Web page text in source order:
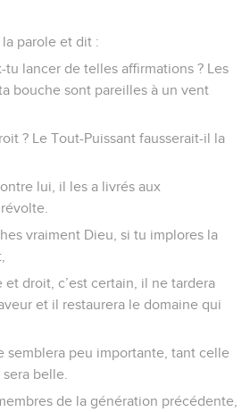
parole et dit :
tu lancer de telles affirmations ? Les
bouche sont pareilles à un vent
? Le Tout-Puissant fausserait-il la
lui, il les a livrés aux
vraiment Dieu, si tu implores la
et droit, c’est certain, il ne tardera
et il restaurera le domaine qui
semblera peu importante, tant celle
belle.
de la génération précédente,